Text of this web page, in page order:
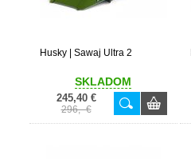
Husky | Sawaj Ultra 2
SKLADOM
245,40 €
296,- €